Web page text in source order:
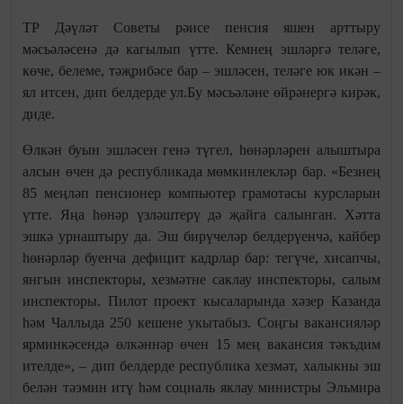
ТР Дәүләт Советы рәисе пенсия яшен арттыру
мәсьәләсенә дә кагылып үтте. Кемнең эшләргә теләге,
көче, белеме, тәҗрибәсе бар – эшләсен, теләге юк икән –
ял итсен, дип белдерде ул.Бу мәсьәләне өйрәнергә кирәк,
диде.
Өлкән буын эшләсен генә түгел, һөнәрләрен алыштыра
алсын өчен дә республикада мөмкинлекләр бар. «Безнең
85 меңләп пенсионер компьютер грамотасы курсларын
үтте. Яңа һөнәр үзләштерү дә җайга салынган. Хәтта
эшкә урнаштыру да. Эш бирүчеләр белдерүенчә, кайбер
һөнәрләр буенча дефицит кадрлар бар: тегүче, хисапчы,
янгын инспекторы, хезмәтне саклау инспекторы, салым
инспекторы. Пилот проект кысаларында хәзер Казанда
һәм Чаллыда 250 кешене укытабыз. Соңгы вакансияләр
ярминкәсендә өлкәннәр өчен 15 мең вакансия тәкъдим
ителде», – дип белдерде республика хезмәт, халыкны эш
белән тәэмин итү һәм социаль яклау министры Эльмира